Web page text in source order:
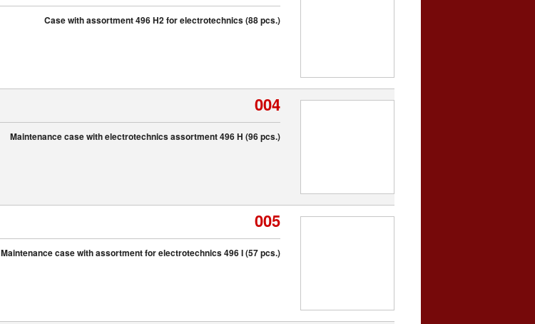
Case with assortment 496 H2 for electrotechnics (88 pcs.)
004
Maintenance case with electrotechnics assortment 496 H (96 pcs.)
005
Maintenance case with assortment for electrotechnics 496 I (57 pcs.)